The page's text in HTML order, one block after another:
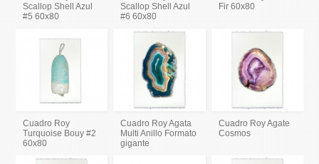
Scallop Shell Azul
#5 60x80
Scallop Shell Azul
#6 60x80
Fir 60x80
Cuadro Roy
Turquoise Bouy #2
60x80
Cuadro Roy Agata
Multi Anillo Formato
gigante
Cuadro Roy Agate
Cosmos